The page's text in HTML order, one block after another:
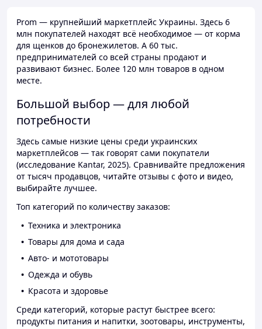
Prom — крупнейший маркетплейс Украины. Здесь 6
млн покупателей находят всё необходимое — от корма
для щенков до бронежилетов. А 60 тыс.
предпринимателей со всей страны продают и
развивают бизнес. Более 120 млн товаров в одном
месте.
Большой выбор — для любой
потребности
Здесь самые низкие цены среди украинских
маркетплейсов — так говорят сами покупатели
(исследование Kantar, 2025). Сравнивайте предложения
от тысяч продавцов, читайте отзывы с фото и видео,
выбирайте лучшее.
Топ категорий по количеству заказов:
Техника и электроника
Товары для дома и сада
Авто- и мототовары
Одежда и обувь
Красота и здоровье
Среди категорий, которые растут быстрее всего:
продукты питания и напитки, зоотовары, инструменты,